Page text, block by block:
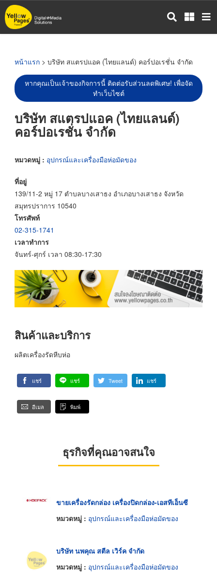
ข้าม
ไป
หน้าแรก > บริษัท สแตรปแอค (ไทยแลนด์) คอร์ปอเรชั่น จำกัด
หากคุณเป็นเจ้าของกิจการนี้ ติดต่อรับส่วนลดพิเศษ! เพื่อจัด
ทำเว็บไซต์
บริษัท สแตรปแอค (ไทยแลนด์)
คอร์ปอเรชั่น จำกัด
หมวดหมู่ : อุปกรณ์และเครื่องมือห่อมัดของ
ที่อยู่
139/11-2 หมู่ 17 ตำบลบางเสาธง อำเภอบางเสาธง จังหวัด
สมุทรปราการ 10540
โทรศัพท์
02-315-1741
เวลาทำการ
จันทร์-ศุกร์ เวลา 08:30-17:30
สินค้าและบริการ
ผลิตเครื่องรัดหีบห่อ
แชร์ แชร์ Tweet แชร์
อีเมล พิมพ์
ธุรกิจที่คุณอาจสนใจ
ขายเครื่องรัดกล่อง เครื่องปิดกล่อง-เอสทีเอ็นซี
หมวดหมู่ : อุปกรณ์และเครื่องมือห่อมัดของ
บริษัท นพคุณ สตีล เวิร์ค จำกัด
หมวดหมู่ : อุปกรณ์และเครื่องมือห่อมัดของ